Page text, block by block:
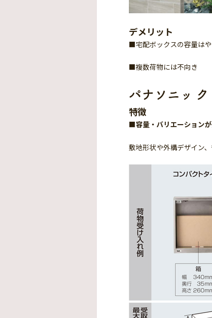
デメリット
■宅配ボックスの容量は
■複数荷物には不向き
パナソニッ ク
特徴
■容量・バリエーション
敷地形状や外構デザイン